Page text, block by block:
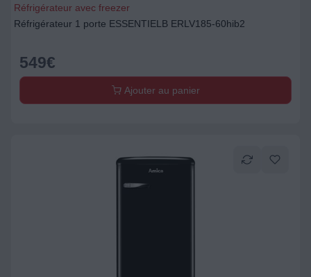
Réfrigérateur avec freezer
Réfrigérateur 1 porte ESSENTIELB ERLV185-60hib2
549€
Ajouter au panier